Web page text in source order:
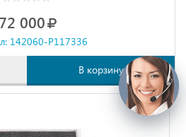
72 000
142060-P117336
В корзину